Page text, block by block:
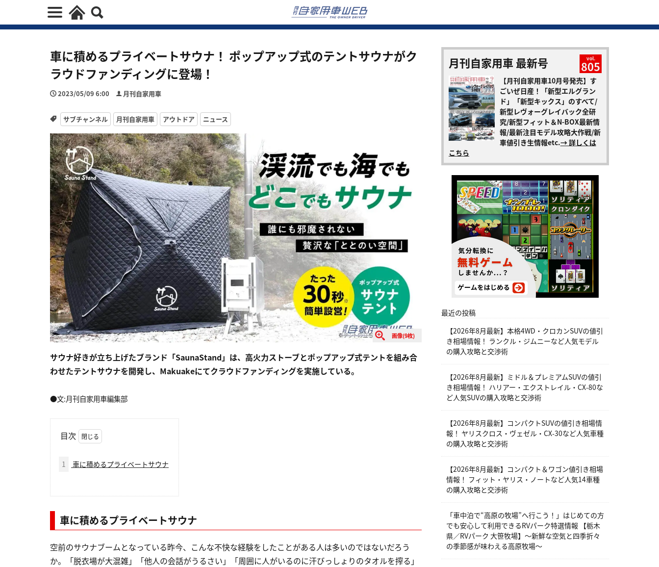
車に積めるプライベートサウナ！ ポップアップ式のテントサウナがク
ラウドファンディングに登場！
2023/05/09 6:00 月刊自家用車
サブチャンネル 月刊自家用車 アウトドア ニュース
画像(9枚)
サウナ好きが立ち上げたブランド「SaunaStand」は、高火力ストーブとポップアップ式テントを組み合
わせたテントサウナを開発し、Makuakeにてクラウドファンディングを実施している。
●文:月刊自家用車編集部
目次
1 車に積めるプライベートサウナ
車に積めるプライベートサウナ
空前のサウナブームとなっている昨今、こんな不快な経験をしたことがある人は多いのではないだろう
か。「脱衣場が大混雑」「他人の会話がうるさい」「周囲に人がいるのに汗びっしょりのタオルを搾る」
月刊自家用車 最新号 vol.
805
【月刊自家用車10月号発売】す
ごいぜ日産！「新型エルグラン
ド」「新型キックス」のすべて/
新型レヴォーグレイバック全研
究/新型フィット＆N-BOX最新情
報/最新注目モデル攻略大作戦/新
車値引き生情報etc.→ 詳しくは
こちら
最近の投稿
【2026年8月最新】本格4WD・クロカンSUVの値引
き相場情報！ ランクル・ジムニーなど人気モデル
の購入攻略と交渉術
【2026年8月最新】ミドル＆プレミアムSUVの値引
き相場情報！ ハリアー・エクストレイル・CX-80な
ど人気SUVの購入攻略と交渉術
【2026年8月最新】コンパクトSUVの値引き相場情
報！ ヤリスクロス・ヴェゼル・CX-30など人気車種
の購入攻略と交渉術
【2026年8月最新】コンパクト＆ワゴン値引き相場
情報！ フィット・ヤリス・ノートなど人気14車種
の購入攻略と交渉術
「車中泊で“高原の牧場”へ行こう！」はじめての方
でも安心して利用できるRVパーク特選情報 【栃木
県／RVパーク 大笹牧場】～新鮮な空気と四季折々
の季節感が味わえる高原牧場～